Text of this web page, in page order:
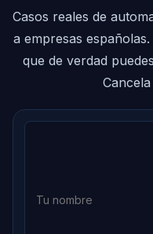
Casos reales de
a empresas
que de verdad